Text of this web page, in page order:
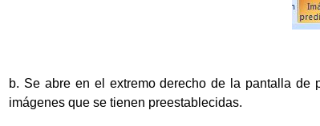
b. Se abre en el extremo derecho de la pantalla de
imágenes que se tienen preestablecidas.